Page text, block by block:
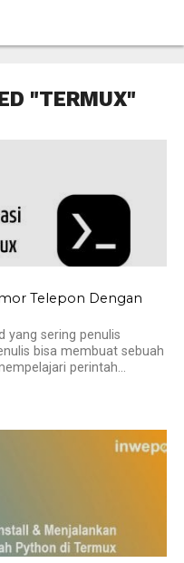
"TERMUX"
Telepon Dengan
yang sering penulis
bisa membuat sebuah
perintah...